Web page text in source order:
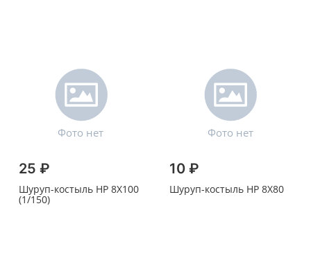
25 ₽
Шуруп-костыль HP 8X100
(1/150)
10 ₽
Шуруп-костыль HP 8X80